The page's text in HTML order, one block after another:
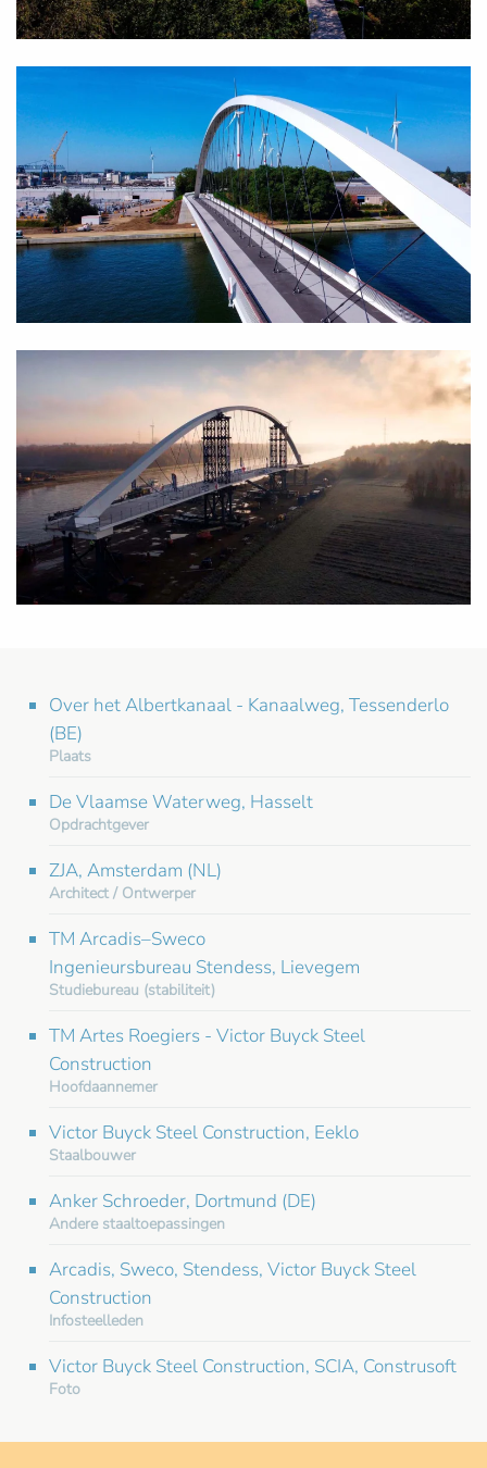
Over het Albertkanaal - Kanaalweg, Tessenderlo
(BE)
Plaats
De Vlaamse Waterweg, Hasselt
Opdrachtgever
ZJA, Amsterdam (NL)
Architect / Ontwerper
TM Arcadis–Sweco
Ingenieursbureau Stendess, Lievegem
Studiebureau (stabiliteit)
TM Artes Roegiers - Victor Buyck Steel
Construction
Hoofdaannemer
Victor Buyck Steel Construction, Eeklo
Staalbouwer
Anker Schroeder, Dortmund (DE)
Andere staaltoepassingen
Arcadis, Sweco, Stendess, Victor Buyck Steel
Construction
Infosteelleden
Victor Buyck Steel Construction, SCIA, Construsoft
Foto